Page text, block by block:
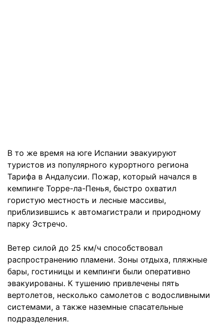
В то же время на юге Испании эвакуируют
туристов из популярного курортного региона
Тарифа в Андалусии. Пожар, который начался в
кемпинге Торре-ла-Пенья, быстро охватил
гористую местность и лесные массивы,
приблизившись к автомагистрали и природному
парку Эстречо.
Ветер силой до 25 км/ч способствовал
распространению пламени. Зоны отдыха, пляжные
бары, гостиницы и кемпинги были оперативно
эвакуированы. К тушению привлечены пять
вертолетов, несколько самолетов с водосливными
системами, а также наземные спасательные
подразделения.